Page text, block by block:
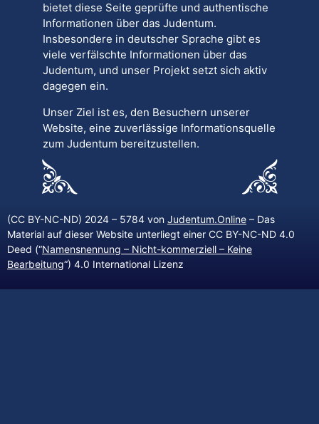
bietet diese Seite geprüfte und authentische
Informationen über das Judentum.
Insbesondere in deutscher Sprache gibt es
viele verfälschte Informationen über das
Judentum, und unser Projekt setzt sich aktiv
dagegen ein.
Unser Ziel ist es, den Besuchern unserer
Website, eine zuverlässige Informationsquelle
zum Judentum bereitzustellen.
(CC BY-NC-ND) 2024 – 5784 von Judentum.Online – Das
Material auf dieser Website unterliegt einer CC BY-NC-ND 4.0
Deed (“Namensnennung – Nicht-kommerziell – Keine
Bearbeitung“) 4.0 International Lizenz